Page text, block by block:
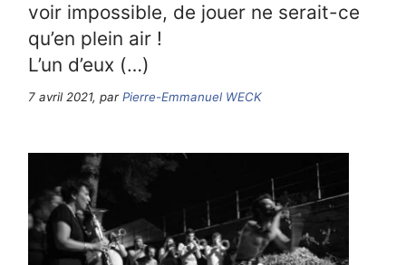
voir impossible, de jouer ne serait-ce
qu’en plein air !
L’un d’eux (…)
7 avril 2021, parPierre-Emmanuel WECK